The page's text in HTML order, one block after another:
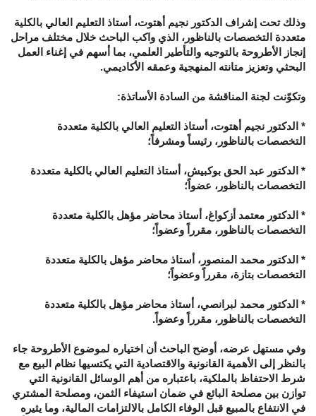
وذلك تحت إشراف الدكتور نجيم أهتوت، أستاذ التعليم العالي بالكلية
متعددة التخصصات بالناظور، الذي واكب الباحث خلال مختلف مراحل
إنجاز الأطروحة بالتوجيه والتأطير العلمي، بما أسهم في إغناء العمل
البحثي وتعزيز متانته المنهجية وعمقه الأكاديمي.
وتكوّنت لجنة المناقشة من السادة الأساتذة:
* الدكتور نجيم أهتوت، أستاذ التعليم العالي بالكلية متعددة
التخصصات بالناظور، رئيساً ومشرفاً؛
* الدكتور عبد الحق بوكبيش، أستاذ التعليم العالي بالكلية متعددة
التخصصات بالناظور، عضواً؛
* الدكتور معتمد أزكواغ، أستاذ محاضر مؤهل بالكلية متعددة
التخصصات بالناظور، مقرراً وعضواً؛
* الدكتور محمد المنصور، أستاذ محاضر مؤهل بالكلية متعددة
التخصصات بتازة، مقرراً وعضواً؛
* الدكتور محمد لبرانصي، أستاذ محاضر مؤهل بالكلية متعددة
التخصصات بالناظور، مقرراً وعضواً.
وفي مستهل عرضه، أوضح الباحث أن اختياره لموضوع الأطروحة جاء
بالنظر إلى الأهمية القانونية والاقتصادية التي يكتسيها نظام البيع مع
شرط الاحتفاظ بالملكية، باعتباره من أهم الوسائل القانونية التي
توازن بين مصلحة البائع في ضمان استيفاء الثمن، ومصلحة المشتري
في الانتفاع بالمبيع قبل الوفاء الكامل بالالتزامات المالية، وما يثيره